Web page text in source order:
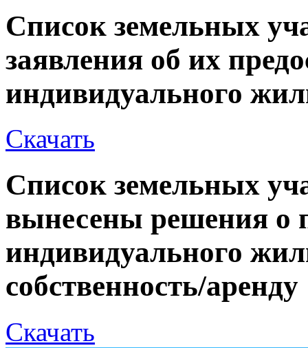
Список земельных
заявления об их
индивидуального
Скачать
Список земельных
вынесены решения о
индивидуального
собственность/аренду
Скачать